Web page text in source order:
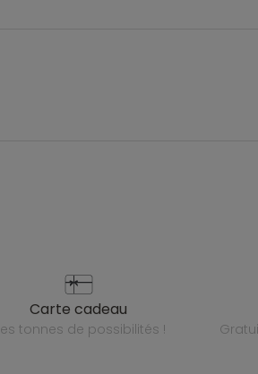
carte cadeau
des tonnes de possibilités !